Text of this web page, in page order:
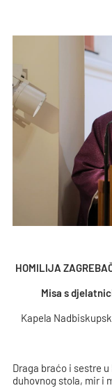
HOMILIJA
Misa s
Kapela
Draga braćo i sestre
duhovnog stola, mir i